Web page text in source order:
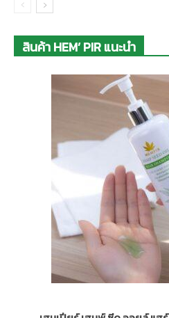
สินค้า HEM’ PIR แนะนำ